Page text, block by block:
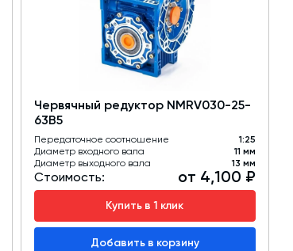
Червячный редуктор NMRV030-25-
63B5
Передаточное соотношение
1:25
Диаметр входного вала
11 мм
Диаметр выходного вала
13 мм
Стоимость: от 4,100 ₽
Купить в 1 клик
Добавить в корзину